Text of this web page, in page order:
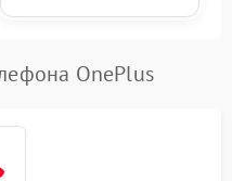
OnePlus